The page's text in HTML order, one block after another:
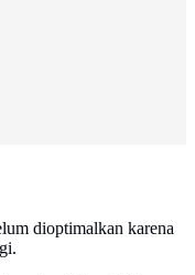
dioptimalkan karena